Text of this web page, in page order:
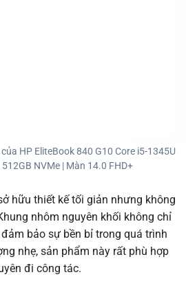
HP EliteBook 840 G10 Core i5-1345U
512GB NVMe | Màn 14.0 FHD+
hữu thiết kế tối giản nhưng không
nhôm nguyên khối không chỉ
bảo sự bền bỉ trong quá trình
nhẹ, sản phẩm này rất phù hợp
đi công tác.